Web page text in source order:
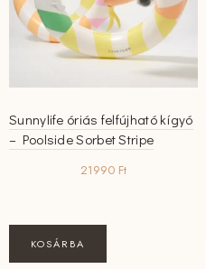
Sunnylife óriás felfújható kígyó
– Poolside Sorbet Stripe
21990 Ft
KOSÁRBA